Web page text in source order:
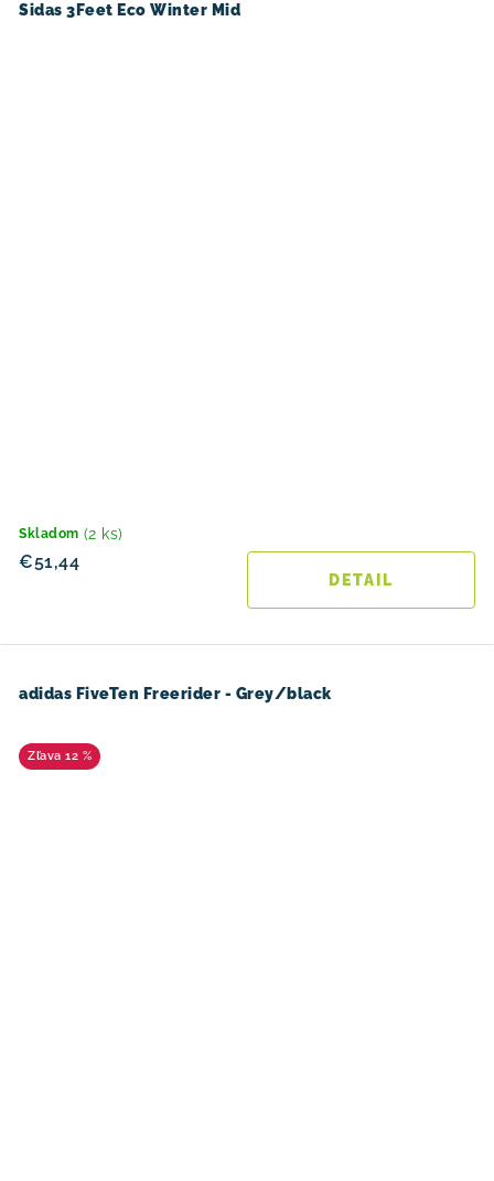
Sidas 3Feet Eco Winter Mid
Skladom (2 ks)
€51,44
DETAIL
adidas FiveTen Freerider - Grey/black
12 %